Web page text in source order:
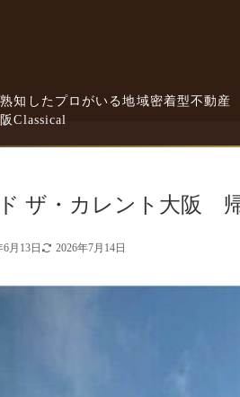
知したプロがいる地域密着型不動産
Classical
ザ・カレント大阪
6月13日 2026年7月14日